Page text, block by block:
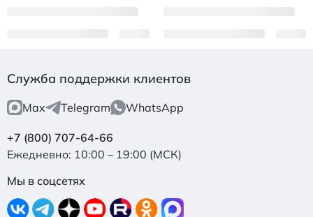
Служба поддержки клиентов
Max Telegram WhatsApp
+7 (800) 707-64-66
Ежедневно: 10:00 – 19:00 (МСК)
Мы в соцсетях